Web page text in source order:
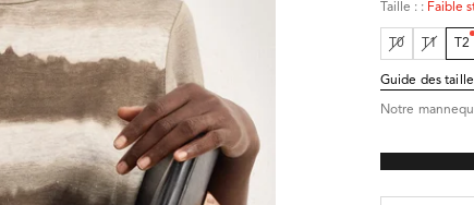
Taille : : Faible
T0 T1 T2
Guide des
Notre